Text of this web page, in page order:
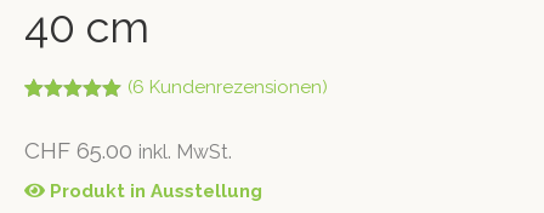
40 cm
basierend
Kundenbew
(6 Kundenrezensionen)
CHF 65.00 inkl. MwSt.
Produkt in Ausstellung